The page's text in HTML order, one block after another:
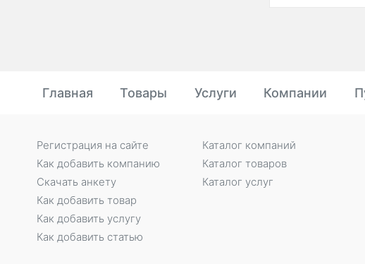
Главная Товары Услуги Компании
Регистрация на сайте
Как добавить компанию
Скачать анкету
Как добавить товар
Как добавить услугу
Как добавить статью
Каталог компаний
Каталог товаров
Каталог услуг